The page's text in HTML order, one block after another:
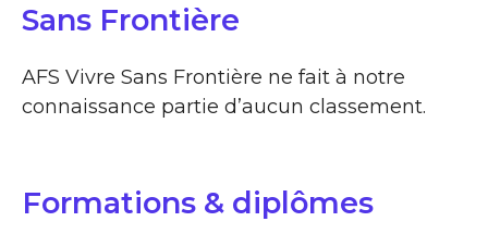
Sans Frontière
AFS Vivre Sans Frontière ne fait à notre
connaissance partie d’aucun classement.
Formations & diplômes